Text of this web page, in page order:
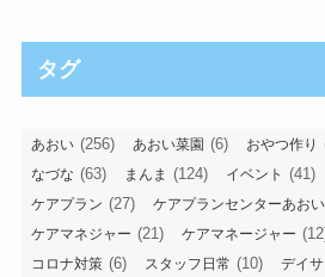
タグ
あおい (256) あおい菜園 (6) おやつ作り
なづな (63) まんま (124) イベント (41)
ケアプラン (27) ケアプランセンターあおい
ケアマネジャー (21) ケアマネージャー
コロナ対策 (6) スタッフ日常 (10) デイ